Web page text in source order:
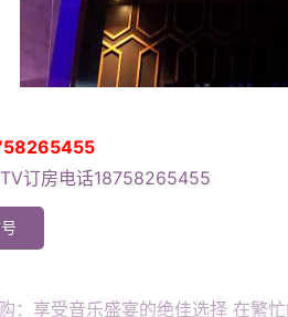
订房电话18758265455
受音乐盛宴的绝佳选择 在繁忙